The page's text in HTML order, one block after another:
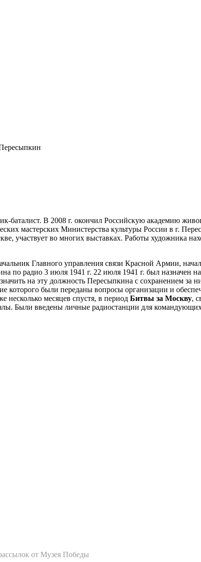
баталист. В 2008 г. окончил Российскую академию
мастерских Министерства культуры России в г.
участвует во многих выставках. Работы художника
Главного управления связи Красной Армии,
по радио 3 июля 1941 г. 22 июля 1941 г. был
на эту должность Пересыпкина с сохранением за
которого были переданы вопросы организации и
несколько месяцев спустя, в период Битвы за Москву,
Были введены личные радиостанции для
от Музея Победы